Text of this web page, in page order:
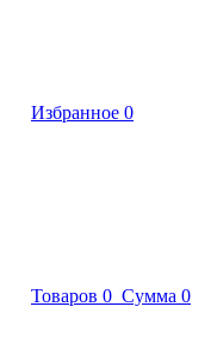
Избранное 0
Товаров 0 Сумма 0